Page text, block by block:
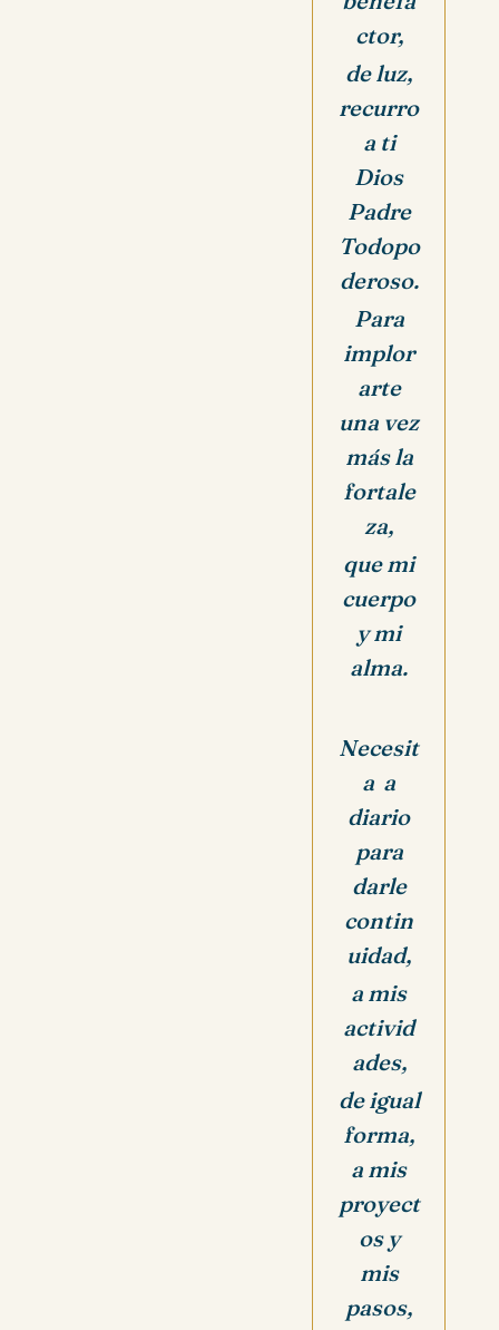
ctor,
de luz,
recurro
a ti
Dios
Padre
Todopo
deroso.
Para
implor
arte
una vez
más la
fortale
za,
que mi
cuerpo
y mi
alma.
Necesit
a a
diario
para
darle
contin
uidad,
a mis
activid
ades,
de igual
forma,
a mis
proyect
os y
mis
pasos,